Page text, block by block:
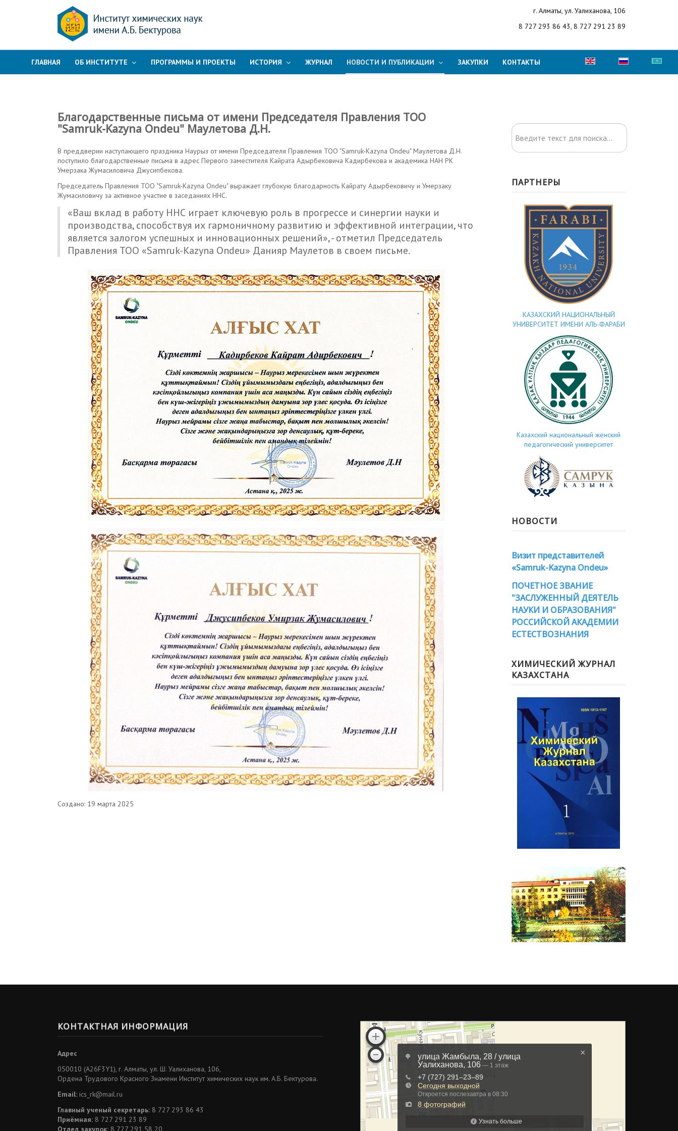
г. Алматы, ул. Уалиханова, 106
8 727 293 86 43, 8 727 291 23 89
ГЛАВНАЯ ОБ ИНСТИТУТЕ ПРОГРАММЫ И ПРОЕКТЫ ИСТОРИЯ ЖУРНАЛ НОВОСТИ И ПУБЛИКАЦИИ ЗАКУПКИ КОНТАКТЫ
Благодарственные письма от имени Председателя Правления ТОО
"Samruk-Kazyna Ondeu" Маулетова Д.Н.
В преддверии наступающего праздника Наурыз от имени Председателя Правления ТОО "Samruk-Kazyna Ondeu" Маулетова Д.Н.
поступило благодарственные письма в адрес Первого заместителя Кайрата Адырбековича Кадирбекова и академика НАН РК
Умерзака Жумасиловича Джусипбекова.
Председатель Правления ТОО "Samruk-Kazyna Ondeu" выражает глубокую благодарность Кайрату Адырбековичу и Умерзаку
Жумасиловичу за активное участие в заседаниях ННС.
«Ваш вклад в работу ННС играет ключевую роль в прогрессе и синергии науки и
производства, способствуя их гармоничному развитию и эффективной интеграции, что
является залогом успешных и инновационных решений», - отметил Председатель
Правления ТОО «Samruk-Kazyna Ondeu» Данияр Маулетов в своем письме.
Создано: 19 марта 2025
Искать...
ПАРТНЕРЫ
КАЗАХСКИЙ НАЦИОНАЛЬНЫЙ
УНИВЕРСИТЕТ ИМЕНИ АЛЬ-ФАРАБИ
Казахский национальный женский
педагогический университет
НОВОСТИ
Визит представителей
«Samruk-Kazyna Ondeu»
ПОЧЕТНОЕ ЗВАНИЕ
"ЗАСЛУЖЕННЫЙ ДЕЯТЕЛЬ
НАУКИ И ОБРАЗОВАНИЯ"
РОССИЙСКОЙ АКАДЕМИИ
ЕСТЕСТВОЗНАНИЯ
ХИМИЧЕСКИЙ ЖУРНАЛ
КАЗАХСТАНА
КОНТАКТНАЯ ИНФОРМАЦИЯ
Адрес
050010 (A26F3Y1), г. Алматы, ул. Ш. Уалиханова, 106,
Ордена Трудового Красного Знамени Институт химических наук им. А.Б. Бектурова.
Email: ics_rk@mail.ru
Главный ученый секретарь: 8 727 293 86 43
Приёмная: 8 727 291 23 89
Отдел закупок: 8 727 291 58 20